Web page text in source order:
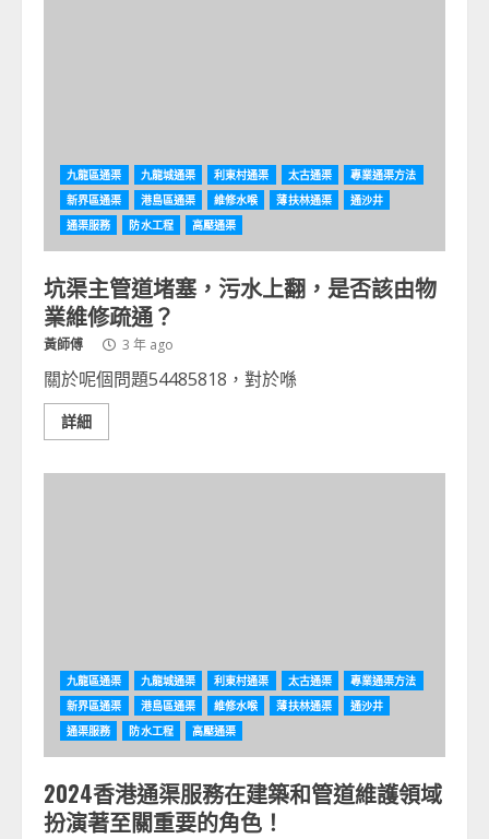
九龍區通渠 九龍城通渠 利東村通渠 太古通渠
專業通渠方法
新界區通渠
港島區通渠 維修水喉 薄扶林通渠
通沙井
通渠服務
防水工程 高壓通渠
坑渠主管道堵塞，污水上翻，是否該由物
業維修疏通？
黃師傅 3 年 ago
關於呢個問題54485818，對於喺
詳細
九龍區通渠 九龍城通渠 利東村通渠 太古通渠
專業通渠方法
新界區通渠
港島區通渠 維修水喉 薄扶林通渠
通沙井
通渠服務
防水工程 高壓通渠
2024香港通渠服務在建築和管道維護領域
扮演著至關重要的角色！